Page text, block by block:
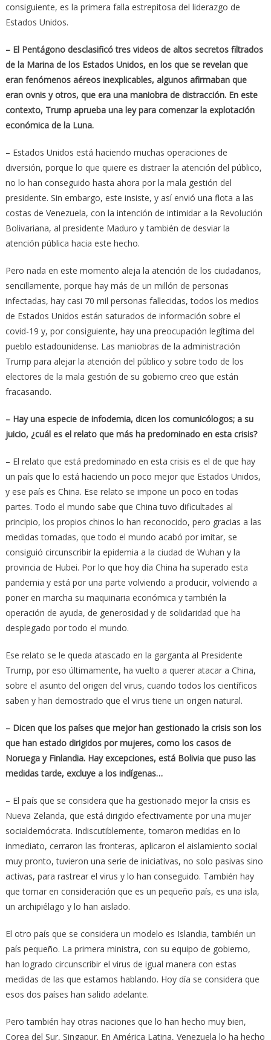
consiguiente, es la primera falla estrepitosa del liderazgo de
Estados Unidos.
– El Pentágono desclasificó tres videos de altos secretos filtrados
de la Marina de los Estados Unidos, en los que se revelan que
eran fenómenos aéreos inexplicables, algunos afirmaban que
eran ovnis y otros, que era una maniobra de distracción. En este
contexto, Trump aprueba una ley para comenzar la explotación
económica de la Luna.
– Estados Unidos está haciendo muchas operaciones de
diversión, porque lo que quiere es distraer la atención del público,
no lo han conseguido hasta ahora por la mala gestión del
presidente. Sin embargo, este insiste, y así envió una flota a las
costas de Venezuela, con la intención de intimidar a la Revolución
Bolivariana, al presidente Maduro y también de desviar la
atención pública hacia este hecho.
Pero nada en este momento aleja la atención de los ciudadanos,
sencillamente, porque hay más de un millón de personas
infectadas, hay casi 70 mil personas fallecidas, todos los medios
de Estados Unidos están saturados de información sobre el
covid-19 y, por consiguiente, hay una preocupación legítima del
pueblo estadounidense. Las maniobras de la administración
Trump para alejar la atención del público y sobre todo de los
electores de la mala gestión de su gobierno creo que están
fracasando.
– Hay una especie de infodemia, dicen los comunicólogos; a su
juicio, ¿cuál es el relato que más ha predominado en esta crisis?
– El relato que está predominado en esta crisis es el de que hay
un país que lo está haciendo un poco mejor que Estados Unidos,
y ese país es China. Ese relato se impone un poco en todas
partes. Todo el mundo sabe que China tuvo dificultades al
principio, los propios chinos lo han reconocido, pero gracias a las
medidas tomadas, que todo el mundo acabó por imitar, se
consiguió circunscribir la epidemia a la ciudad de Wuhan y la
provincia de Hubei. Por lo que hoy día China ha superado esta
pandemia y está por una parte volviendo a producir, volviendo a
poner en marcha su maquinaria económica y también la
operación de ayuda, de generosidad y de solidaridad que ha
desplegado por todo el mundo.
Ese relato se le queda atascado en la garganta al Presidente
Trump, por eso últimamente, ha vuelto a querer atacar a China,
sobre el asunto del origen del virus, cuando todos los científicos
saben y han demostrado que el virus tiene un origen natural.
– Dicen que los países que mejor han gestionado la crisis son los
que han estado dirigidos por mujeres, como los casos de
Noruega y Finlandia. Hay excepciones, está Bolivia que puso las
medidas tarde, excluye a los indígenas…
– El país que se considera que ha gestionado mejor la crisis es
Nueva Zelanda, que está dirigido efectivamente por una mujer
socialdemócrata. Indiscutiblemente, tomaron medidas en lo
inmediato, cerraron las fronteras, aplicaron el aislamiento social
muy pronto, tuvieron una serie de iniciativas, no solo pasivas sino
activas, para rastrear el virus y lo han conseguido. También hay
que tomar en consideración que es un pequeño país, es una isla,
un archipiélago y lo han aislado.
El otro país que se considera un modelo es Islandia, también un
país pequeño. La primera ministra, con su equipo de gobierno,
han logrado circunscribir el virus de igual manera con estas
medidas de las que estamos hablando. Hoy día se considera que
esos dos países han salido adelante.
Pero también hay otras naciones que lo han hecho muy bien,
Corea del Sur, Singapur. En América Latina, Venezuela lo ha hecho